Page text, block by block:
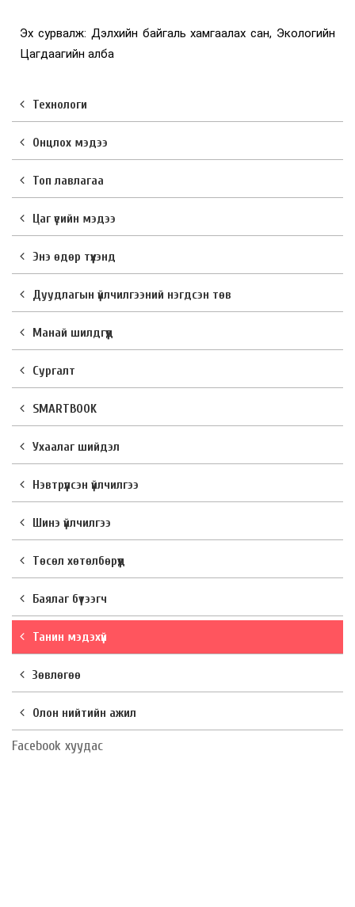
Эх сурвалж: Дэлхийн байгаль хамгаалах сан, Экологийн
Цагдаагийн алба
Технологи
Онцлох мэдээ
Топ лавлагаа
Цаг үеийн мэдээ
Энэ өдөр түүхэнд
Дуудлагын үйлчилгээний нэгдсэн төв
Манай шилдгүүд
Сургалт
SMARTBOOK
Ухаалаг шийдэл
Нэвтрүүлсэн үйлчилгээ
Шинэ үйлчилгээ
Төсөл хөтөлбөрүүд
Баялаг бүтээгч
Танин мэдэхүй
Зөвлөгөө
Олон нийтийн ажил
Facebook хуудас